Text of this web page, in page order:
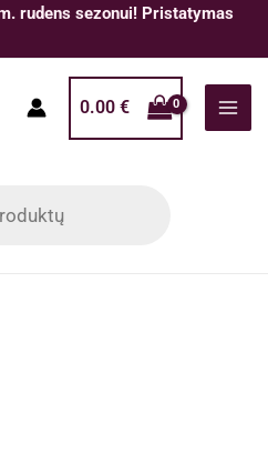
rudens sezonui! Pristatymas
0.00 €